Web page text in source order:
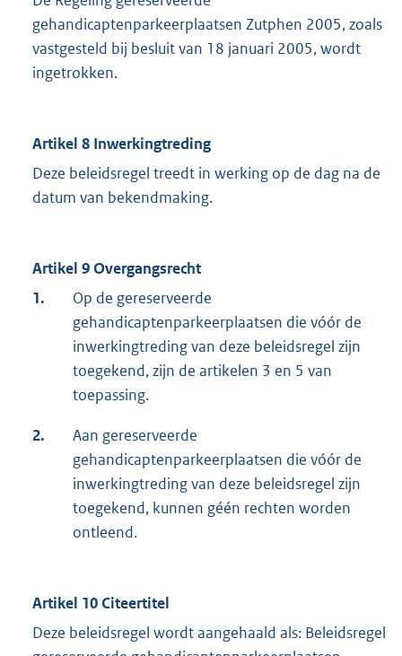
gehandicaptenparkeerplaatsen Zutphen 2005, zoals
vastgesteld bij besluit van 18 januari 2005, wordt
ingetrokken.
Artikel 8 Inwerkingtreding
Deze beleidsregel treedt in werking op de dag na de
datum van bekendmaking.
Artikel 9 Overgangsrecht
1.
Op de gereserveerde
gehandicaptenparkeerplaatsen die vóór de
inwerkingtreding van deze beleidsregel zijn
toegekend, zijn de artikelen 3 en 5 van
toepassing.
2.
Aan gereserveerde
gehandicaptenparkeerplaatsen die vóór de
inwerkingtreding van deze beleidsregel zijn
toegekend, kunnen géén rechten worden
ontleend.
Artikel 10 Citeertitel
Deze beleidsregel wordt aangehaald als: Beleidsregel